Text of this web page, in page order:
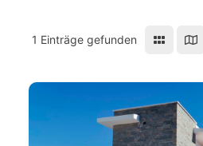
1 Einträge gefunden